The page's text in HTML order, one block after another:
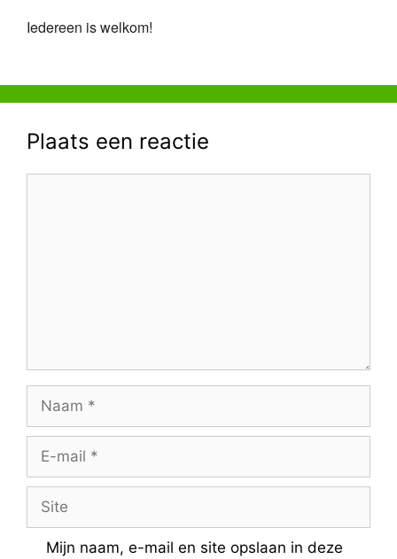
Iedereen is welkom!
Plaats een reactie
mail
Mijn naam, e-mail en site opslaan in deze